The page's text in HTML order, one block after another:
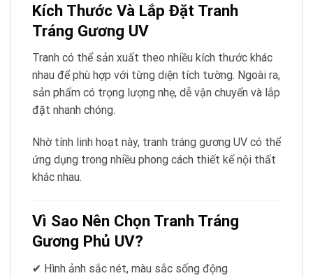
Kích Thước Và Lắp Đặt Tranh
Tráng Gương UV
Tranh có thể sản xuất theo nhiều kích thước khác
nhau để phù hợp với từng diện tích tường. Ngoài ra,
sản phẩm có trọng lượng nhẹ, dễ vận chuyển và lắp
đặt nhanh chóng.
Nhờ tính linh hoạt này, tranh tráng gương UV có thể
ứng dụng trong nhiều phong cách thiết kế nội thất
khác nhau.
Vì Sao Nên Chọn Tranh Tráng
Gương Phủ UV?
✔ Hình ảnh sắc nét, màu sắc sống động